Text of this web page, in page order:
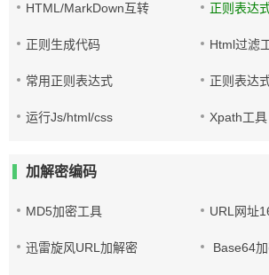
HTML/MarkDown互转 正则表达
正则生成代码 Html过滤
常用正则表达式 正则表达
运行Js/html/css Xpath工具
加解密编码
MD5加密工具 URL网址
迅雷旋风URL加解密 Base64